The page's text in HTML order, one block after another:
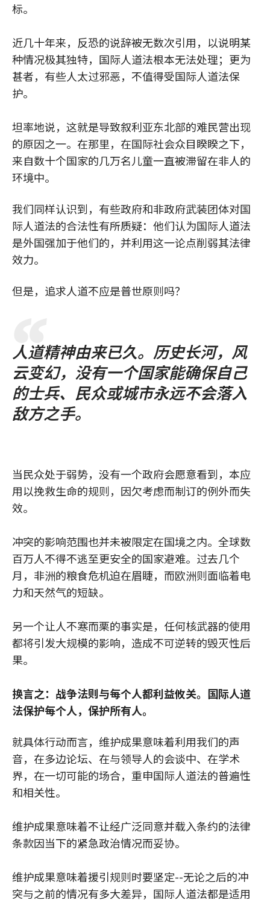
标。
近几十年来，反恐的说辞被无数次引用，以说明某
种情况极其独特，国际人道法根本无法处理；更为
甚者，有些人太过邪恶，不值得受国际人道法保
护。
坦率地说，这就是导致叙利亚东北部的难民营出现
的原因之一。在那里，在国际社会众目睽睽之下，
来自数十个国家的几万名儿童一直被滞留在非人的
环境中。
我们同样认识到，有些政府和非政府武装团体对国
际人道法的合法性有所质疑：他们认为国际人道法
是外国强加于他们的，并利用这一论点削弱其法律
效力。
但是，追求人道不应是普世原则吗？
人道精神由来已久。历史长河，风
云变幻，没有一个国家能确保自己
的士兵、民众或城市永远不会落入
敌方之手。
当民众处于弱势，没有一个政府会愿意看到，本应
用以挽救生命的规则，因欠考虑而制订的例外而失
效。
冲突的影响范围也并未被限定在国境之内。全球数
百万人不得不逃至更安全的国家避难。过去几个
月，非洲的粮食危机迫在眉睫，而欧洲则面临着电
力和天然气的短缺。
另一个让人不寒而栗的事实是，任何核武器的使用
都将引发大规模的影响，造成不可逆转的毁灭性后
果。
换言之：战争法则与每个人都利益攸关。国际人道
法保护每个人，保护所有人。
就具体行动而言，维护成果意味着利用我们的声
音，在多边论坛、在与领导人的会谈中、在学术
界，在一切可能的场合，重申国际人道法的普遍性
和相关性。
维护成果意味着不让经广泛同意并载入条约的法律
条款因当下的紧急政治情况而妥协。
维护成果意味着援引规则时要坚定--无论之后的冲
突与之前的情况有多大差异，国际人道法都是适用